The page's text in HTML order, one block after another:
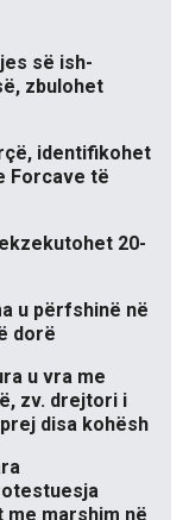
së ish-
zbulohet
identifikohet
Forcave të
20-
u përfshinë në
dorë
u vra me
zv. drejtori i
disa kohësh
me marshim në